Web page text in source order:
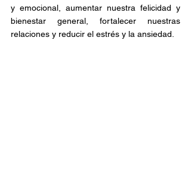
y emocional, aumentar nuestra felicidad y
bienestar general, fortalecer nuestras
relaciones y reducir el estrés y la ansiedad.